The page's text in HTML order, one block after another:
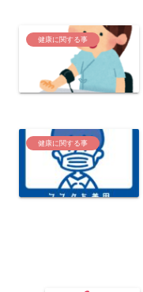
健康に関する事
健康に関する事